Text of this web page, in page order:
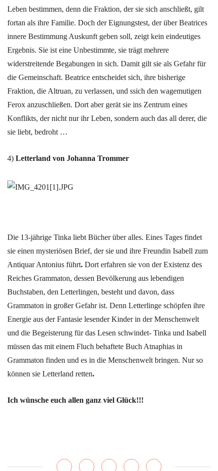
Leben bestimmen, denn die Fraktion, der sie sich anschließt, gilt
fortan als ihre Familie. Doch der Eignungstest, der über Beatrices
innere Bestimmung Auskunft geben soll, zeigt kein eindeutiges
Ergebnis. Sie ist eine Unbestimmte, sie trägt mehrere
widerstreitende Begabungen in sich. Damit gilt sie als Gefahr für
die Gemeinschaft. Beatrice entscheidet sich, ihre bisherige
Fraktion, die Altruan, zu verlassen, und ssich den wagemutigen
Ferox anzuschließen. Dort aber gerät sie ins Zentrum eines
Konflikts, der nicht nur ihr Leben, sondern auch das all derer, die
sie liebt, bedroht …
4) Letterland von Johanna Trommer
Die 13-jährige Tinka liebt Bücher über alles. Eines Tages findet
sie einen mysteriösen Brief, der sie und ihre Freundin Isabell zum
Antiquar Antonius führt. Dort erfahren sie von der Existenz des
Reiches Grammaton, dessen Bevölkerung aus lebendigen
Buchstaben, den Letterlingen, besteht und davon, dass
Grammaton in großer Gefahr ist. Denn Letterlinge schöpfen ihre
Energie aus der Fantasie lesender Kinder in der Menschenwelt
und die Begeisterung für das Lesen schwindet- Tinka und Isabell
müssen das mit einem Fluch behaftete Buch Atnaphias in
Grammaton finden und es in die Menschenwelt bringen. Nur so
können sie Letterland retten.
Ich wünsche euch allen ganz viel Glück!!!